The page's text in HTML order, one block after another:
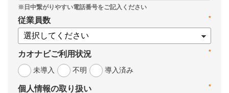
*
従業員数
*
カオナビご利用状況
未導入
不明 導入済み
*
個人情報の取り扱い